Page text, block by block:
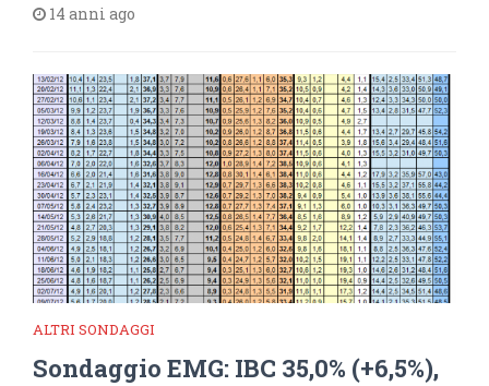
14 anni ago
ALTRI SONDAGGI
Sondaggio EMG: IBC 35,0% (+6,5%),